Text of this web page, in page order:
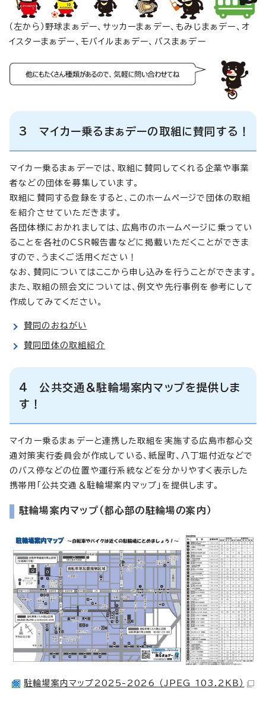
（左から）野球まぁデー、サッカーまぁデー、もみじまぁデー、オ
イスターまぁデー、モバイルまぁデー、バスまぁデー
3 マイカー乗るまぁデーの取組に賛同する！
マイカー乗るまぁデーでは、取組に賛同してくれる企業や事業
者などの団体を募集しています。
取組に賛同する登録をすると、このホームページで団体の取組
を紹介させていただきます。
各団体様におかれましては、広島市のホームページに乗ってい
ることを各社のCSR報告書などに掲載いただくことができま
すので、うまくご活用ください！
なお、賛同についてはここから申し込みを行うことができます。
また、取組の照会文については、例文や先行事例を参考にして
作成してみてください。
賛同のおねがい
賛同団体の取組紹介
4 公共交通＆駐輪場案内マップを提供しま
す！
マイカー乗るまぁデーと連携した取組を実施する広島市都心交
通対策実行委員会が作成している、紙屋町、八丁堀付近などで
のバス停などの位置や運行系統などを分かりやすく表示した
携帯用「公共交通＆駐輪場案内マップ」を提供します。
駐輪場案内マップ（都心部の駐輪場の案内）
駐輪場案内マップ2025-2026 （JPEG 103.2KB）